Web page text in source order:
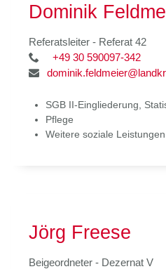
Dominik
Referatsleiter - Referat 42
+49 30 590097-342
SGB II-Eingliederung,
Pflege
Weitere soziale Leistungen
Jörg Freese
Beigeordneter - Dezernat V